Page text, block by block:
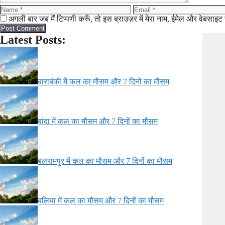
Name Email
अगली बार जब मैं टिप्पणी करूँ, तो इस ब्राउज़र में मेरा नाम, ईमेल और
Latest Posts:
बाराबंकी में कल का मौसम और 7 दिनों का मौसम
बांदा में कल का मौसम और 7 दिनों का मौसम
बलरामपुर में कल का मौसम और 7 दिनों का मौसम
बलिया में कल का मौसम और 7 दिनों का मौसम